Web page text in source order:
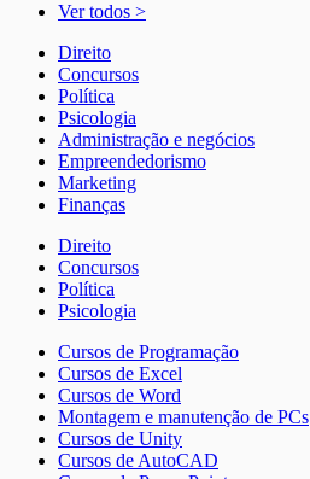
Ver todos >
Direito
Concursos
Política
Psicologia
Administração e negócios
Empreendedorismo
Marketing
Finanças
Direito
Concursos
Política
Psicologia
Cursos de Programação
Cursos de Excel
Cursos de Word
Montagem e manutenção de PCs
Cursos de Unity
Cursos de AutoCAD